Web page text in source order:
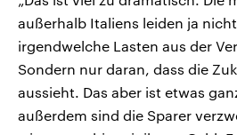
außerhalb Italiens leiden ja
irgendwelche Lasten aus der
Sondern nur daran, dass die
aussieht. Das aber ist etwas
außerdem sind die Sparer